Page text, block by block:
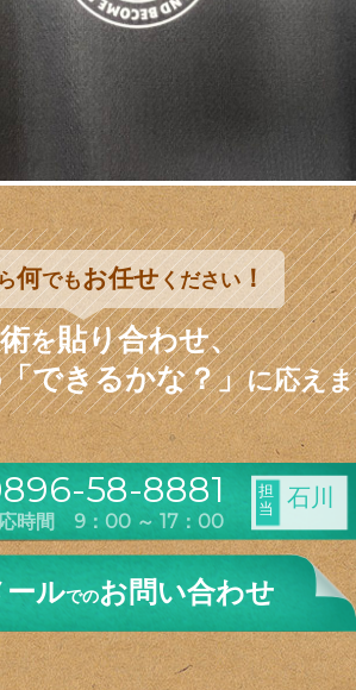
何でもお任せください！
を貼り合わせ、
「できるかな？」に応え
58-8881
時間 9：00 ～ 17：00
担
当
石川
ールでのお問い合わせ